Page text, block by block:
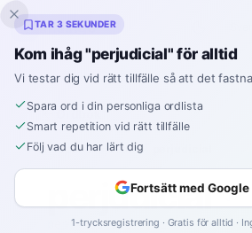
Inklingo
Ordbok
Hem›Spanska ›Ordbok
perjudicial
pehr-hoo-dee-SYAL
TAR 3 SEKUNDER
Kom ihåg "perjudicial" för alltid
Vi testar dig vid rätt tillfälle så att det
Spara ord i din personliga ordlista
Smart repetition vid rätt tillfälle
Följ vad du har lärt dig
Fortsätt med Google
1-trycksregistrering · Gratis för alltid ·